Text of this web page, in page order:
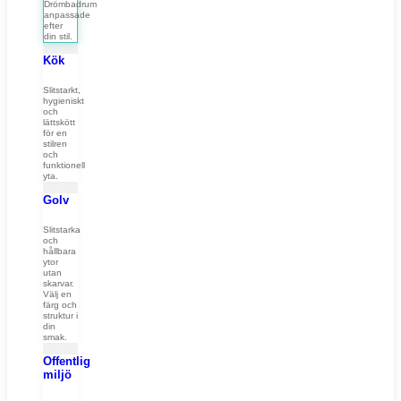
Drömbadrum
anpassade
efter
din stil.
Kök
Slitstarkt,
hygieniskt
och
lättskött
för en
stilren
och
funktionell
yta.
Golv
Slitstarka
och
hållbara
ytor
utan
skarvar.
Välj en
färg och
struktur i
din
smak.
Offentlig
miljö